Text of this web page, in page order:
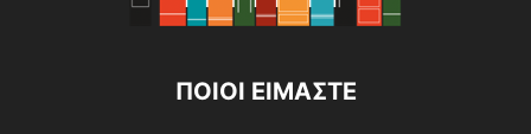
ΠΟΙΟΙ ΕΙΜΑΣΤΕ